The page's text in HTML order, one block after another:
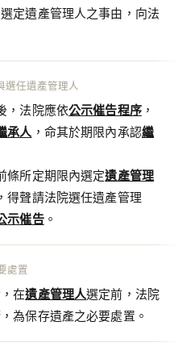
定遺產管理人之事由，向法
選任遺產管理人
，法院應依公示催告程序，
承人，命其於期限內承認繼
條所定期限內選定遺產管理
得聲請法院選任遺產管理
示催告。
處置
在遺產管理人選定前，法院
為保存遺產之必要處置。